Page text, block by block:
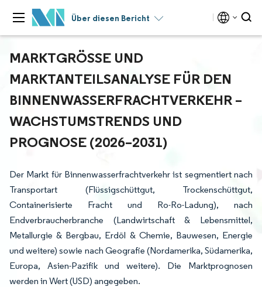
Über diesen Bericht
MARKTGRÖSSE UND M
ARKTANTEILSANALYSE FÜR DEN B
INNENWASSERFRACHTVERKEHR – W
ACHSTUMSTRENDS UND P
ROGNOSE (2026–2031)
Der Markt für Binnenwasserfrachtverkehr ist segmentiert nach
Transportart (Flüssigschüttgut, Trockenschüttgut,
Containerisierte Fracht und Ro-Ro-Ladung), nach
Endverbraucherbranche (Landwirtschaft & Lebensmittel,
Metallurgie & Bergbau, Erdöl & Chemie, Bauwesen, Energie
und weitere) sowie nach Geografie (Nordamerika, Südamerika,
Europa, Asien-Pazifik und weitere). Die Marktprognosen
werden in Wert (USD) angegeben.